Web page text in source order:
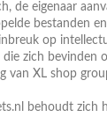
de eigenaar
bestanden
op
zich
XL shop
behoudt